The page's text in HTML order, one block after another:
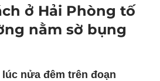
ở Hải Phòng tố
nằm sờ bụng
nửa đêm trên đoạn